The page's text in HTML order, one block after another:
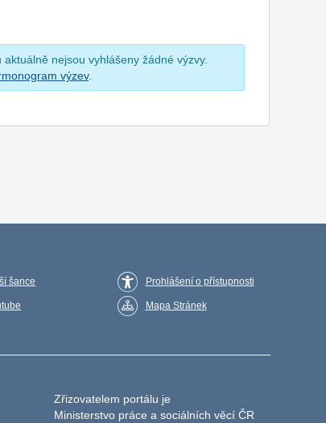
nejsou vyhlášeny žádné výzvy.
výzev.
šance Prohlášení o přístupnosti
Mapa Stránek
Zřizovatelem portálu je
Ministerstvo práce a sociálních věcí ČR